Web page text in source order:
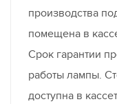
производства
помещена в
Срок гарантии
работы лампы.
доступна в